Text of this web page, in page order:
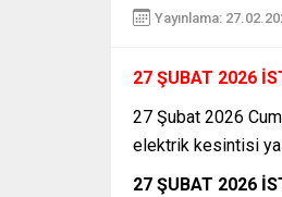
Yayınlama:
27 ŞUBAT 2026
27 Şubat 2026
elektrik kesintisi
27 ŞUBAT 2026